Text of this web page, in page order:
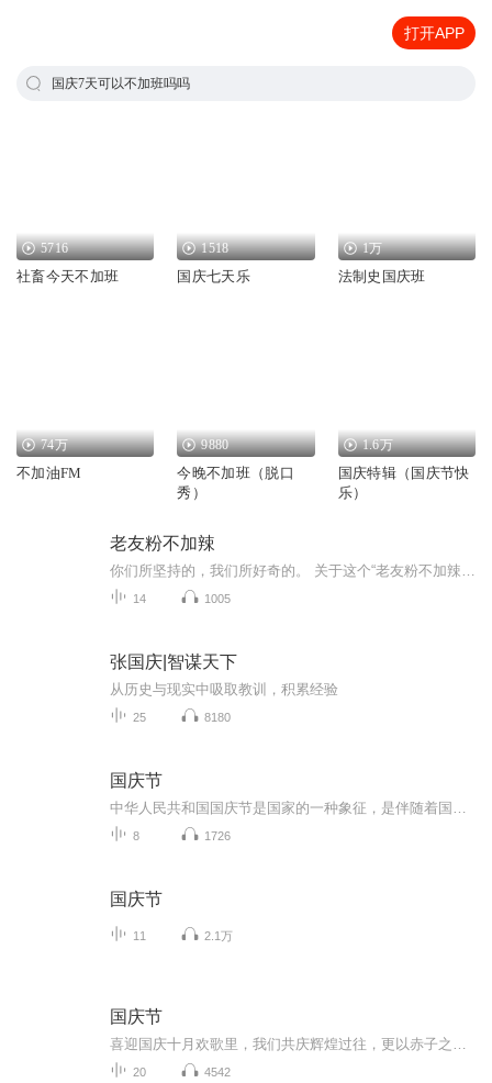
打开APP
国庆7天可以不加班吗吗
5716
社畜今天不加班
1518
国庆七天乐
1万
法制史国庆班
74万
不加油FM
9880
今晚不加班（脱口
秀）
1.6万
国庆特辑（国庆节快
乐）
老友粉不加辣
14 1005
张国庆|智谋天下
从历史与现实中吸取教训，积累经验
25 8180
国庆节
8 1726
国庆节
11 2.1万
国庆节
20 4542